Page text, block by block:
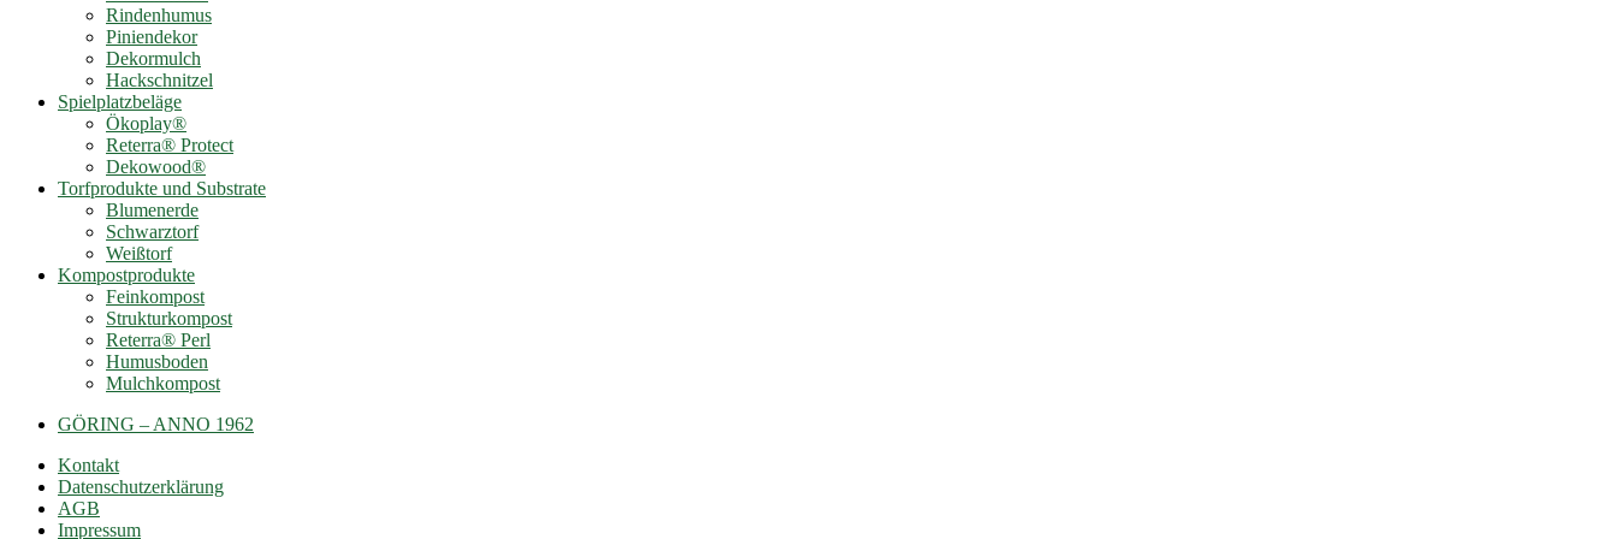
Rindenhumus
Piniendekor
Dekormulch
Hackschnitzel
Spielplatzbeläge
Ökoplay®
Reterra® Protect
Dekowood®
Torfprodukte und Substrate
Blumenerde
Schwarztorf
Weißtorf
Kompostprodukte
Feinkompost
Strukturkompost
Reterra® Perl
Humusboden
Mulchkompost
GÖRING – ANNO 1962
Kontakt
Datenschutzerklärung
AGB
Impressum